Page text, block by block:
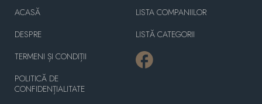
ACASĂ
DESPRE
TERMENI ȘI CONDIȚII
POLITICĂ DE
CONFIDENȚIALITATE
LISTA COMPANIILOR
LISTĂ CATEGORII